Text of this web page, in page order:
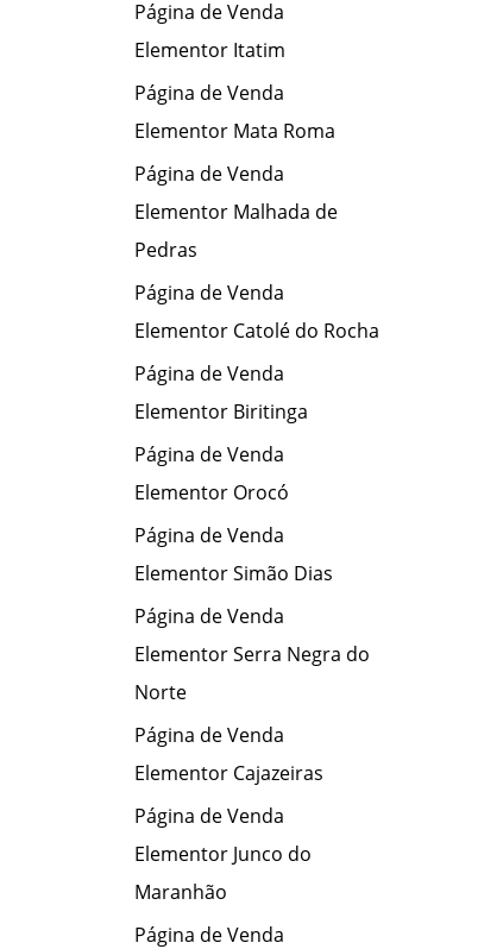
Página de Venda
Elementor Itatim
Página de Venda
Elementor Mata Roma
Página de Venda
Elementor Malhada de
Pedras
Página de Venda
Elementor Catolé do Rocha
Página de Venda
Elementor Biritinga
Página de Venda
Elementor Orocó
Página de Venda
Elementor Simão Dias
Página de Venda
Elementor Serra Negra do
Norte
Página de Venda
Elementor Cajazeiras
Página de Venda
Elementor Junco do
Maranhão
Página de Venda